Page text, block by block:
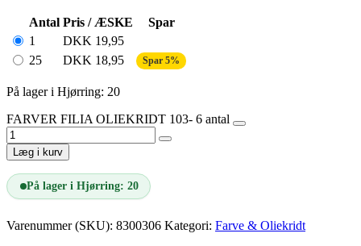
Antal Pris / ÆSKE
Spar
1
DKK 19,95
25
DKK 18,95 Spar 5%
På lager i Hjørring: 20
FARVER FILIA OLIEKRIDT 103- 6 antal
Læg i kurv
På lager i Hjørring: 20
Varenummer (SKU): 8300306 Kategori: Farve & Oliekridt